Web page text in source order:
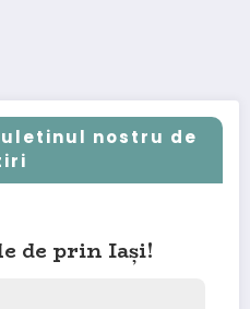
nostru de
de prin Iași!